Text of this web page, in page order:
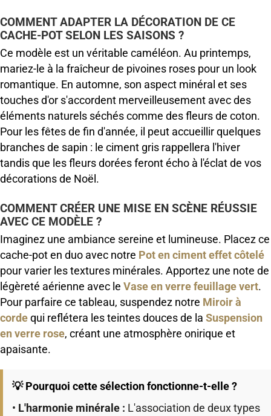
COMMENT ADAPTER LA DÉCORATION DE CE
CACHE-POT SELON LES SAISONS ?
Ce modèle est un véritable caméléon. Au printemps,
mariez-le à la fraîcheur de pivoines roses pour un look
romantique. En automne, son aspect minéral et ses
touches d'or s'accordent merveilleusement avec des
éléments naturels séchés comme des fleurs de coton.
Pour les fêtes de fin d'année, il peut accueillir quelques
branches de sapin : le ciment gris rappellera l'hiver
tandis que les fleurs dorées feront écho à l'éclat de vos
décorations de Noël.
COMMENT CRÉER UNE MISE EN SCÈNE RÉUSSIE
AVEC CE MODÈLE ?
Imaginez une ambiance sereine et lumineuse. Placez ce
cache-pot en duo avec notre Pot en ciment effet côtelé
pour varier les textures minérales. Apportez une note de
légèreté aérienne avec le Vase en verre feuillage vert.
Pour parfaire ce tableau, suspendez notre Miroir à
cordequi reflétera les teintes douces de la Suspension
en verre rose, créant une atmosphère onirique et
apaisante.
💡 Pourquoi cette sélection fonctionne-t-elle ?
• L'harmonie minérale : L'association de deux types